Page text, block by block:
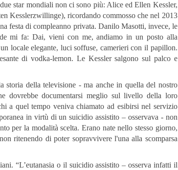
star mondiali non ci sono più: Alice ed Ellen Kessler,
Kesslerzwillinge), ricordando commosso che nel 2013
festa di compleanno privata. Danilo Masotti, invece, le
mi fa: Dai, vieni con me, andiamo in un posto alla
locale elegante, luci soffuse, camerieri con il papillon.
di vodka-lemon. Le Kessler salgono sul palco e
storia della televisione - ma anche in quella del nostro
dovrebbe documentarsi meglio sul livello della loro
a quel tempo veniva chiamato ad esibirsi nel servizio
in virtù di un suicidio assistito – osservava - non
per la modalità scelta. Erano nate nello stesso giorno,
ritenendo di poter sopravvivere l'una alla scomparsa
“L’eutanasia o il suicidio assistito – osserva infatti il